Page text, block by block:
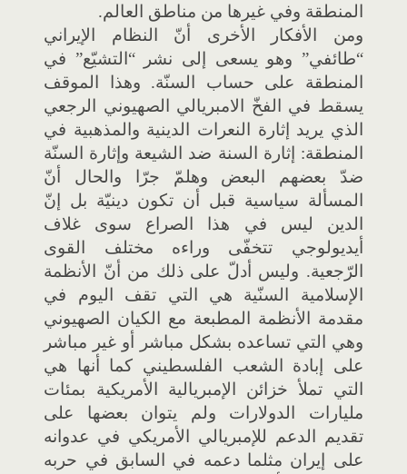
المنطقة وفي غيرها من مناطق العالم.
ومن الأفكار الأخرى أنّ النظام الإيراني
“طائفي” وهو يسعى إلى نشر “التشيّع” في
المنطقة على حساب السنّة. وهذا الموقف
يسقط في الفخّ الامبريالي الصهيوني الرجعي
الذي يريد إثارة النعرات الدينية والمذهبية في
المنطقة: إثارة السنة ضد الشيعة وإثارة السنّة
ضدّ بعضهم البعض وهلمّ جرّا والحال أنّ
المسألة سياسية قبل أن تكون دينيّة بل إنّ
الدين ليس في هذا الصراع سوى غلاف
أيديولوجي تتخفّى وراءه مختلف القوى
الرّجعية. وليس أدلّ على ذلك من أنّ الأنظمة
الإسلامية السنّية هي التي تقف اليوم في
مقدمة الأنظمة المطبعة مع الكيان الصهيوني
وهي التي تساعده بشكل مباشر أو غير مباشر
على إبادة الشعب الفلسطيني كما أنها هي
التي تملأ خزائن الإمبريالية الأمريكية بمئات
مليارات الدولارات ولم يتوان بعضها على
تقديم الدعم للإمبريالي الأمريكي في عدوانه
على إيران مثلما دعمه في السابق في حربه